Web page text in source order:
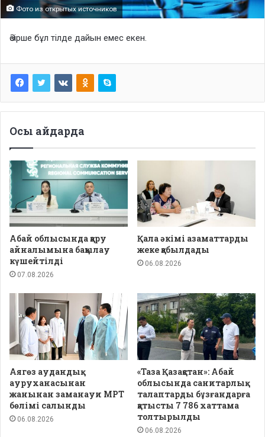
Фото из открытых источников
Әзірше бұл тілде дайын емес екен.
Осы айдарда
Абай облысында қару
айналымына бақылау
күшейтілді
07.08.2026
Қала әкімі азаматтарды
жеке қабылдады
06.08.2026
Аягөз аудандық
ауруханасынан
жанынан заманауи МРТ
бөлімі салынды
06.08.2026
«Таза Қазақстан»: Абай
облысында санитарлық
талаптарды бұзғандарға
қатысты 7 786 хаттама
толтырылды
06.08.2026